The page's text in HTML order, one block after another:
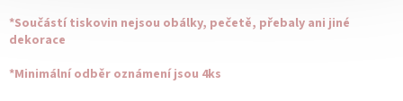
*Součástí tiskovin nejsou obálky, pečetě, přebaly ani jiné
dekorace
*Minimální odběr oznámení jsou 4ks